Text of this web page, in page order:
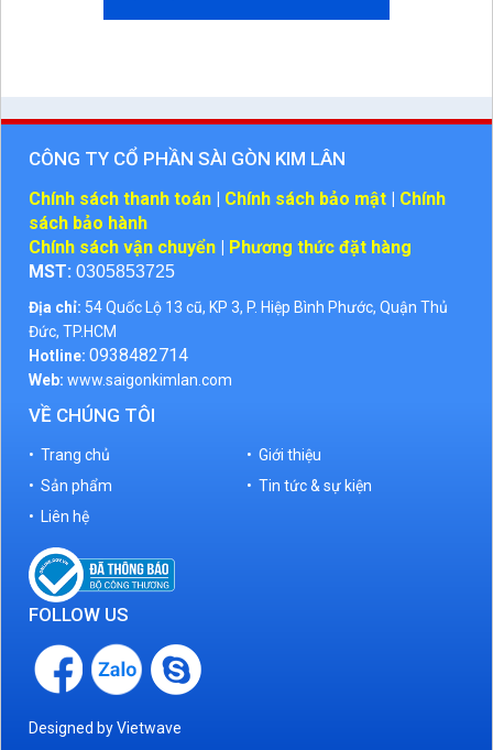
CÔNG TY CỔ PHẦN SÀI GÒN KIM LÂN
Chính sách thanh toán | Chính sách bảo mật | Chính
sách bảo hành
Chính sách vận chuyển | Phương thức đặt hàng
MST: 0305853725
Địa chỉ: 54 Quốc Lộ 13 cũ, KP 3, P. Hiệp Bình Phước, Quận Thủ
Đức, TP.HCM
Hotline: 0938482714
Web: www.saigonkimlan.com
VỀ CHÚNG TÔI
• Trang chủ
• Giới thiệu
• Sản phẩm
• Tin tức & sự kiện
• Liên hệ
FOLLOW US
Designed byVietwave